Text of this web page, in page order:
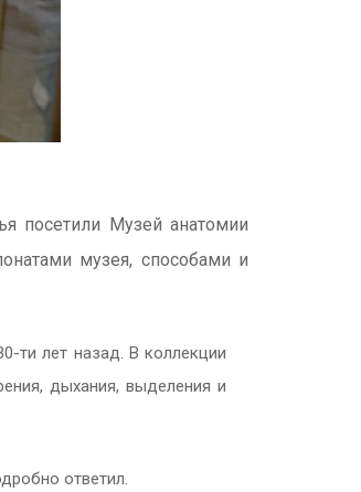
посетили Музей анатомии
музея, способами и
ти лет назад. В коллекции
дыхания, выделения и
ответил.